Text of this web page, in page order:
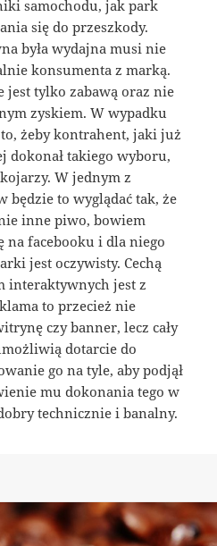
samochodu, jak park
się do przeszkody.
była wydajna musi nie
konsumenta z marką.
jest tylko zabawą oraz nie
zyskiem. W wypadku
żeby kontrahent, jaki już
dokonał takiego wyboru,
W jednym z
będzie to wyglądać tak, że
inne piwo, bowiem
na facebooku i dla niego
jest oczywisty. Cechą
interaktywnych jest z
to przecież nie
czy banner, lecz cały
dotarcie do
go na tyle, aby podjął
mu dokonania tego w
technicznie i banalny.